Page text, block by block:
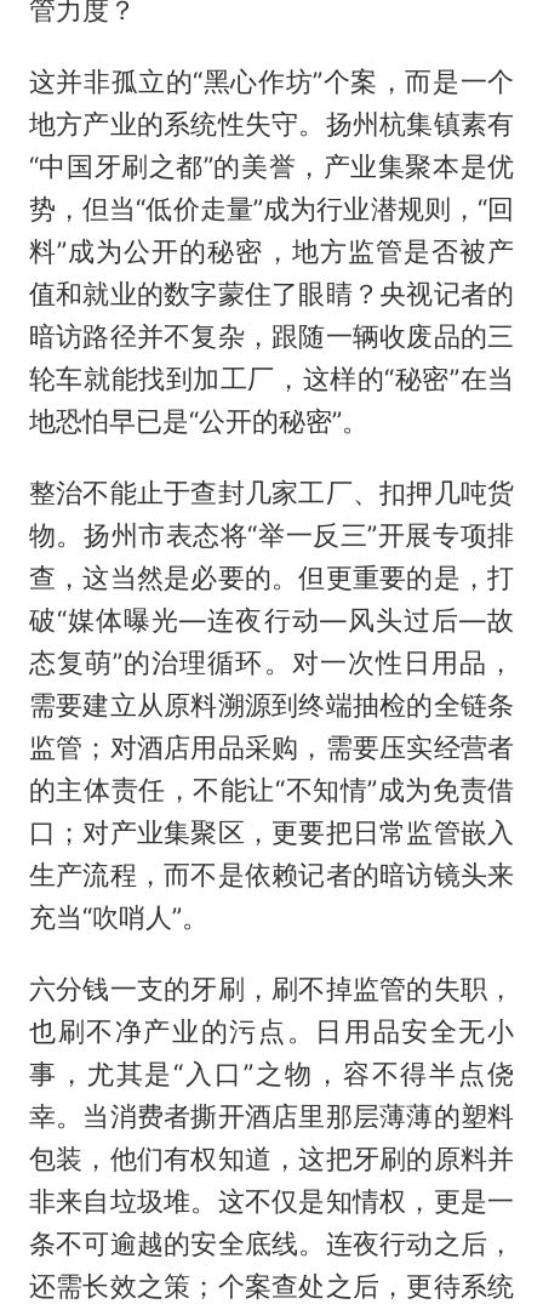
管力度？
这并非孤立的“黑心作坊”个案，而是一个
地方产业的系统性失守。扬州杭集镇素有
“中国牙刷之都”的美誉，产业集聚本是优
势，但当“低价走量”成为行业潜规则，“回
料”成为公开的秘密，地方监管是否被产
值和就业的数字蒙住了眼睛？央视记者的
暗访路径并不复杂，跟随一辆收废品的三
轮车就能找到加工厂，这样的“秘密”在当
地恐怕早已是“公开的秘密”。
整治不能止于查封几家工厂、扣押几吨货
物。扬州市表态将“举一反三”开展专项排
查，这当然是必要的。但更重要的是，打
破“媒体曝光—连夜行动—风头过后—故
态复萌”的治理循环。对一次性日用品，
需要建立从原料溯源到终端抽检的全链条
监管；对酒店用品采购，需要压实经营者
的主体责任，不能让“不知情”成为免责借
口；对产业集聚区，更要把日常监管嵌入
生产流程，而不是依赖记者的暗访镜头来
充当“吹哨人”。
六分钱一支的牙刷，刷不掉监管的失职，
也刷不净产业的污点。日用品安全无小
事，尤其是“入口”之物，容不得半点侥
幸。当消费者撕开酒店里那层薄薄的塑料
包装，他们有权知道，这把牙刷的原料并
非来自垃圾堆。这不仅是知情权，更是一
条不可逾越的安全底线。连夜行动之后，
还需长效之策；个案查处之后，更待系统